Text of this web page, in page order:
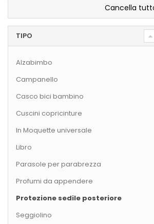
Cancella
TIPO
Alzabimbo
Campanello
Casco bici bambino
Cuscini copricinture
In Moquette universale
Libro
Parasole per parabrezza
Profumi da appendere
Protezione sedile posteriore
Seggiolino